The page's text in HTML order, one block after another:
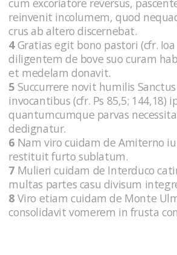
reinvenit incolumem, quod
crus ab altero discernebat.
4Gratias egit bono pastori (cfr. Ioa
diligentem de bove suo curam
et medelam donavit.
5 Succurrere novit humilis
invocantibus (cfr. Ps 85,5; 144,18)
quantumcumque parvas
dedignatur.
6 Nam viro cuidam de Amiterno
restituit furto sublatum.
7 Mulieri cuidam de Interduco
multas partes casu divisum
8 Viro etiam cuidam de Monte
consolidavit vomerem in frusta